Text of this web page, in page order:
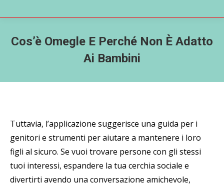
Cos’è Omegle E Perché Non È Adatto
Ai Bambini
Tuttavia, l’applicazione suggerisce una guida per i
genitori e strumenti per aiutare a mantenere i loro
figli al sicuro. Se vuoi trovare persone con gli stessi
tuoi interessi, espandere la tua cerchia sociale e
divertirti avendo una conversazione amichevole,